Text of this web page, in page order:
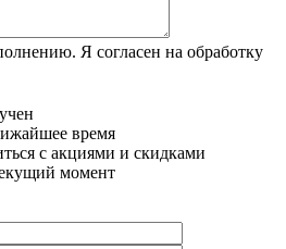
Я согласен на обработку
время
с акциями и скидками
момент